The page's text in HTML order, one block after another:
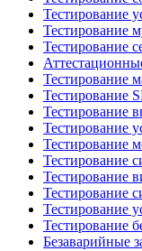
Тестирование
Тестирование
Тестирование
Тестирование
Тестирование
Тестирование
Тестирование
Тестирование
Тестирование
Тестирование
Тестирование
Тестирование
Тестирование
Безаварийные